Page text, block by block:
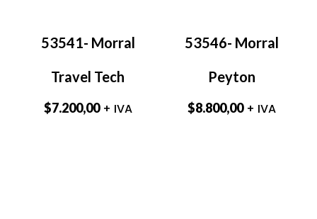
53541- Morral
Travel Tech
$7.200,00 + IVA
53546- Morral
Peyton
$8.800,00 + IVA